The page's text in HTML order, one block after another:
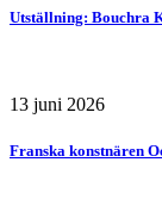
Utställning: Bouchra
13 juni 2026
Franska konstnären